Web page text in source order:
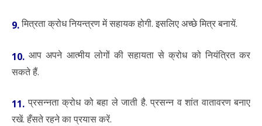
9.मित्रता क्रोध नियन्त्रण में सहायक होगी. इसलिए अच्छे मित्र बनायें.
10. आप अपने आत्मीय लोगों की सहायता से क्रोध को नियंत्रित कर
सकते हैं.
11. प्रसन्नता क्रोध को बहा ले जाती है. प्रसन्न व शांत वातावरण बनाए
रखें. हँसते रहने का प्रयास करें.